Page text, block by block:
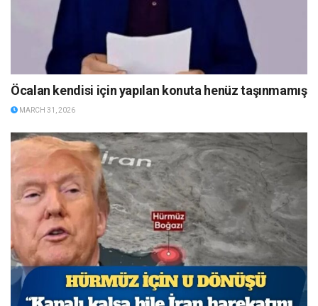
Öcalan kendisi için yapılan konuta henüz taşınmamış
MARCH 31, 2026